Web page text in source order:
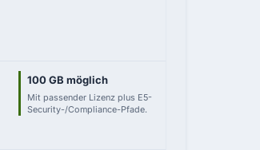
100 GB möglich
Mit passender Lizenz plus E5-
Security-/Compliance-Pfade.